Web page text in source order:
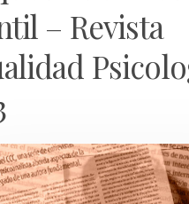
– Revista